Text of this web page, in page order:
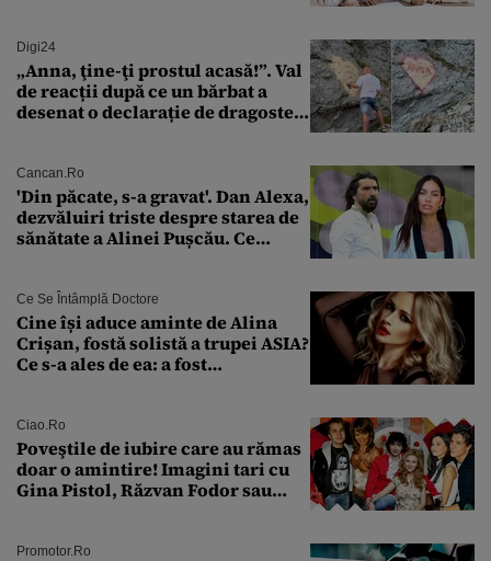
Digi24
„Anna, ţine-ţi prostul acasă!”. Val
de reacții după ce un bărbat a
desenat o declarație de dragoste
Cancan.ro
'Din păcate, s-a gravat'. Dan Alexa,
dezvăluiri triste despre starea de
sănătate a Alinei Pușcău. Ce
Ce Se Întâmplă Doctore
Cine își aduce aminte de Alina
Crișan, fostă solistă a trupei ASIA?
Ce s-a ales de ea: a fost
Ciao.ro
Poveştile de iubire care au rămas
doar o amintire! Imagini tari cu
Gina Pistol, Răzvan Fodor sau
Promotor.ro